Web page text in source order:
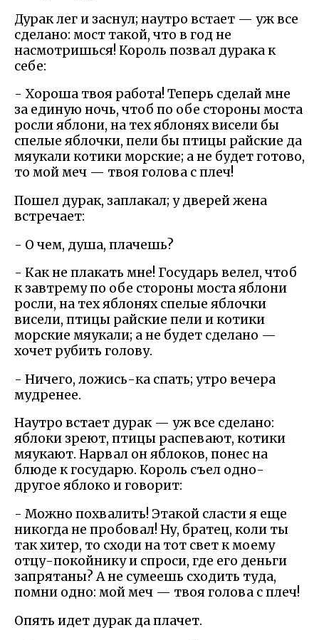
Дурак лег и заснул; наутро встает — уж все
сделано: мост такой, что в год не
насмотришься! Король позвал дурака к
себе:
- Хороша твоя работа! Теперь сделай мне
за единую ночь, чтоб по обе стороны моста
росли яблони, на тех яблонях висели бы
спелые яблочки, пели бы птицы райские да
мяукали котики морские; а не будет готово,
то мой меч — твоя голова с плеч!
Пошел дурак, заплакал; у дверей жена
встречает:
- О чем, душа, плачешь?
- Как не плакать мне! Государь велел, чтоб
к завтрему по обе стороны моста яблони
росли, на тех яблонях спелые яблочки
висели, птицы райские пели и котики
морские мяукали; а не будет сделано —
хочет рубить голову.
- Ничего, ложись-ка спать; утро вечера
мудренее.
Наутро встает дурак — уж все сделано:
яблоки зреют, птицы распевают, котики
мяукают. Нарвал он яблоков, понес на
блюде к государю. Король съел одно-
другое яблоко и говорит:
- Можно похвалить! Этакой сласти я еще
никогда не пробовал! Ну, братец, коли ты
так хитер, то сходи на тот свет к моему
отцу-покойнику и спроси, где его деньги
запрятаны? А не сумеешь сходить туда,
помни одно: мой меч — твоя голова с плеч!
Опять идет дурак да плачет.